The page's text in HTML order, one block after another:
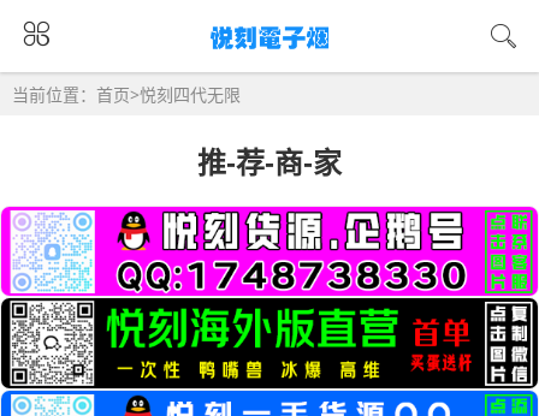
当前位置： 首页>悦刻四代无限